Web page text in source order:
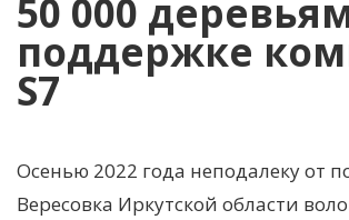
50 000
поддержке
S7
Осенью 2022 года неподалеку от
Вересовка Иркутской области